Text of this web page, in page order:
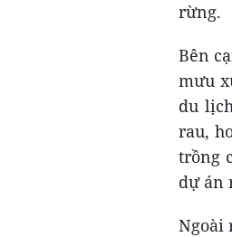
rừng.
Bên
mưu
du
rau,
trồng
dự án
Ngoài